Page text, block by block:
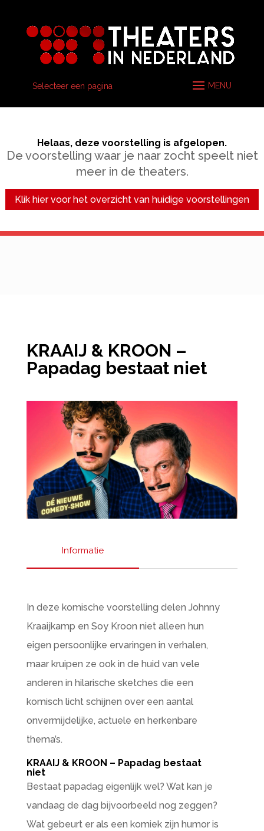
Selecteer een pagina
Helaas, deze voorstelling is afgelopen.
De voorstelling waar je naar zocht speelt niet
meer in de theaters.
Klik hier voor het overzicht van huidige voorstellingen
KRAAIJ & KROON –
Papadag bestaat niet
Informatie
In deze komische voorstelling delen Johnny
Kraaijkamp en Soy Kroon niet alleen hun
eigen persoonlijke ervaringen in verhalen,
maar kruipen ze ook in de huid van vele
anderen in hilarische sketches die een
komisch licht schijnen over een aantal
onvermijdelijke, actuele en herkenbare
thema’s.
KRAAIJ & KROON – Papadag bestaat
niet
Bestaat papadag eigenlijk wel? Wat kan je
vandaag de dag bijvoorbeeld nog zeggen?
Wat gebeurt er als een komiek zijn humor is